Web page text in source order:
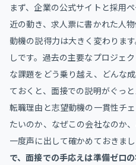
まず、企業の公式サイトと採用
近の動き、求人票に書かれた人
動機の説得力は大きく変わりま
しです。過去の主要なプロジェ
な課題をどう乗り越え、どんな
ておくと、面接での説明がぐっ
転職理由と志望動機の一貫性チ
たいのか、なぜこの会社なのか
一度声に出して確かめておきまし
で、面接での手応えは準備ゼロ